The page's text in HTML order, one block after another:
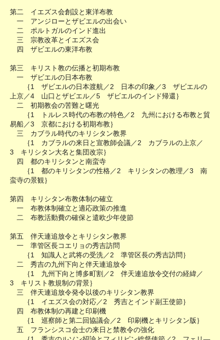
第二 イエズス会創設と東洋布教
一 アンジローとザビエルの出会い
二 ポルトガルのインド進出
三 宗教改革とイエズス会
四 ザビエルの東洋布教
第三 キリスト教の伝播と初期布教
一 ザビエルの日本布教
｛1 ザビエルの日本渡航／2 日本の印象／3 ザビエルの
上京／4 山口とザビエル／5 ザビエルのインド帰還｝
二 初期教会の苦難と曙光
｛1 トルレス時代の布教の特色／2 九州における布教と貿
易船／3 京都における初期布教｝
三 カブラル時代のキリシタン教界
｛1 カブラルの来日と宣教師会議／2 カブラルの上京／
3 キリシタン大名と集団改宗｝
四 都のキリシタンと南蛮寺
｛1 都のキリシタンの性格／2 キリシタンの教理／3 南
蛮寺の景観｝
第四 キリシタン布教体制の確立
一 布教体制確立と適応政策の推進
二 布教活動費の確保と遣欧少年使節
第五 伴天連追放令とキリシタン教界
一 準管区長コエリョの秀吉訪問
｛1 知識人と武将の受洗／2 準管区長の秀吉訪問｝
二 秀吉の九州下向と伴天連追放令
｛1 九州下向と博多町割／2 伴天連追放令交付の経緯／
3 キリスト教規制の背景｝
三 伴天連追放令発令以後のキリシタン教界
｛1 イエズス会の対応／2 秀吉とインド副王使節｝
四 布教体制の再建と印刷機
｛1 巡察師と第二回協議会／2 印刷機とキリシタン版｝
五 フランシスコ会士の来日と禁教令の強化